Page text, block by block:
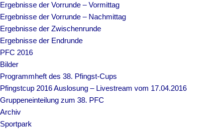
Ergebnisse der Vorrunde – Vormittag
Ergebnisse der Vorrunde – Nachmittag
Ergebnisse der Zwischenrunde
Ergebnisse der Endrunde
PFC 2016
Bilder
Programmheft des 38. Pfingst-Cups
Pfingstcup 2016 Auslosung – Livestream vom 17.04.2016
Gruppeneinteilung zum 38. PFC
Archiv
Sportpark